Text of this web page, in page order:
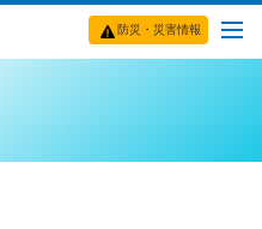
防災・災害情報